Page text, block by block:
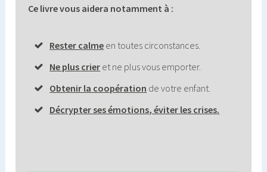
Ce livre vous aidera notamment à :
Rester calme en toutes circonstances.
Ne plus crier et ne plus vous emporter.
Obtenir la coopération de votre enfant.
Décrypter ses émotions,éviter les crises.